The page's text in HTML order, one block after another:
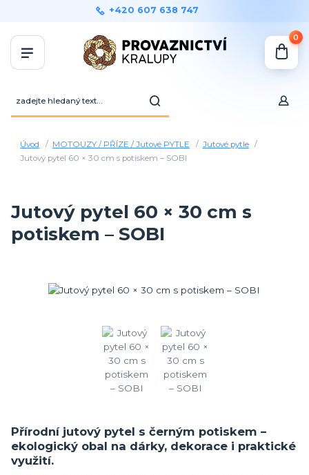
+420 607 638 747
0
Úvod MOTOUZY / PŘÍZE / Jutové PYTLE
Jutové pytle
Jutový pytel 60 × 30 cm s potiskem – SOBI
Jutový pytel 60 × 30 cm s
potiskem – SOBI
Přírodní jutový pytel s černým potiskem –
ekologický obal na dárky, dekorace i praktické
využití.